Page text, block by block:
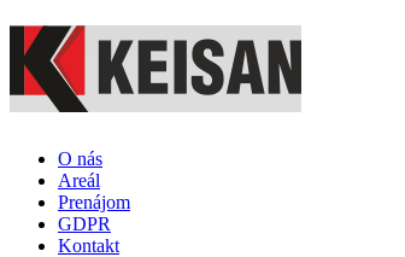
Skočiť na hlavný obsah
O nás
Areál
Prenájom
GDPR
Kontakt